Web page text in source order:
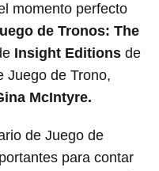
momento perfecto
de Tronos: The
Insight Editions de
Juego de Trono,
McIntyre.
de Juego de
para contar